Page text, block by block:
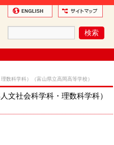
数科学科）（富山県立高岡高等学校）
文社会科学科・理数科学科）